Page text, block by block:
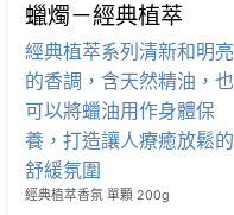
蠟燭－經典植萃
經典植萃系列清新和明亮
的香調，含天然精油，也
可以將蠟油用作身體保
養，打造讓人療癒放鬆的
舒緩氛圍
經典植萃香氛 單顆 200g